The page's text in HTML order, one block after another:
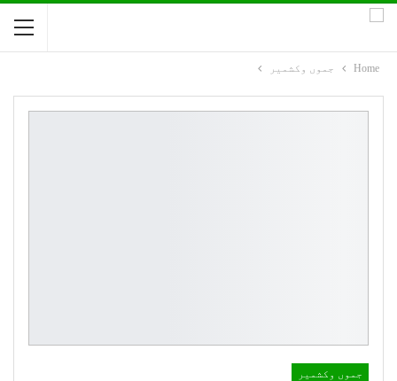
Home جموں وکشمیر
جموں وکشمیر